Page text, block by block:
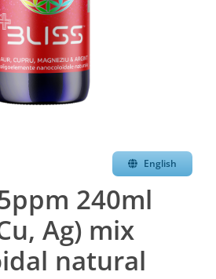
English
240ml
Ag) mix
natural